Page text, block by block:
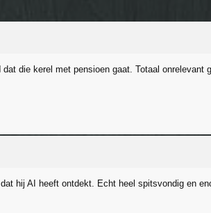
dat die kerel met pensioen gaat. Totaal onrelevant
hij AI heeft ontdekt. Echt heel spitsvondig en